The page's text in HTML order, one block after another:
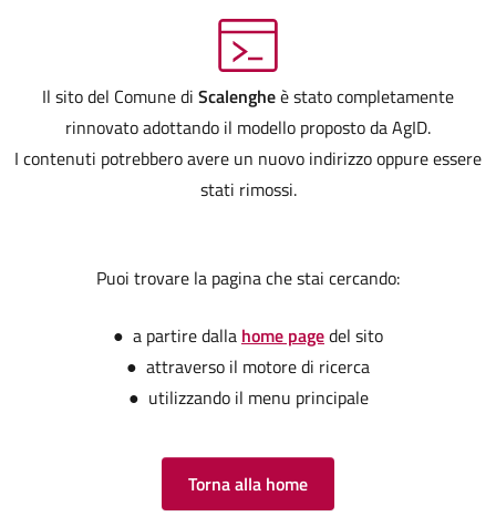
Il sito del Comune di Scalengheè stato completamente
rinnovato adottando il modello proposto da AgID.
I contenuti potrebbero avere un nuovo indirizzo oppure essere
stati rimossi.
Puoi trovare la pagina che stai cercando:
● a partire dalla home pagedel sito
● attraverso il motore di ricerca
● utilizzando il menu principale
Torna alla home